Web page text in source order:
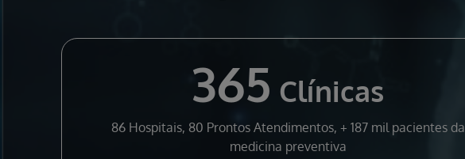
365 Clínicas
86 Hospitais, 80 Prontos Atendimentos, + 187 mil pacientes da
medicina preventiva